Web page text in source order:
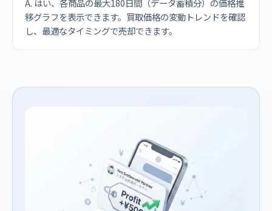
A. はい、各商品の最大180日間（データ蓄積分）の価格推
移グラフを表示できます。買取価格の変動トレンドを確認
し、最適なタイミングで売却できます。